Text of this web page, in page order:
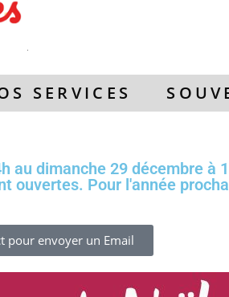
SERVICES
au dimanche 29 décembre à
ouvertes. Pour l'année
pour envoyer un Email